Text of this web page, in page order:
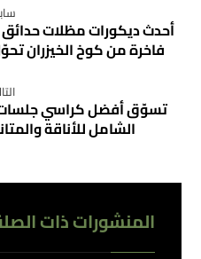
أحدث ديكورات مظلات
فاخرة من كوخ الخيزران
تسوّق أفضل كراسي جلسات
الشامل للأناقة
المنشورات ذات